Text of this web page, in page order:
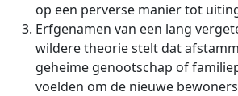
op een perverse manier tot
Erfgenamen van een lang
wildere theorie stelt dat
geheime genootschap of
voelden om de nieuwe